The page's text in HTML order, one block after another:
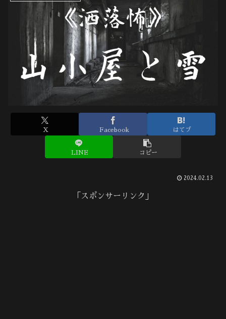
X Facebook はてブ
LINE コピー
2024.02.13
「スポンサーリンク」